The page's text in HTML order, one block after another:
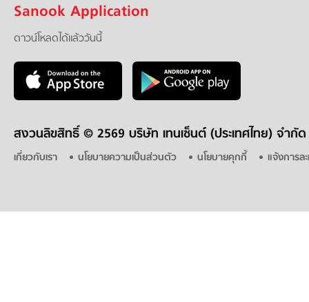
Sanook Application
ดาวน์โหลดได้แล้ววันนี้
สงวนลิขสิทธิ์ © 2569 บริษัท เทนเซ็นต์ (ประเทศไทย) จำกัด
เกี่ยวกับเรา นโยบายความเป็นส่วนตัว นโยบายคุกกี้ แจ้งการล